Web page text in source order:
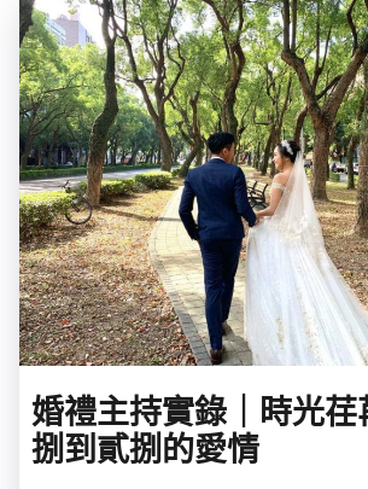
婚禮主持實錄｜時光
捌到貳捌的愛情